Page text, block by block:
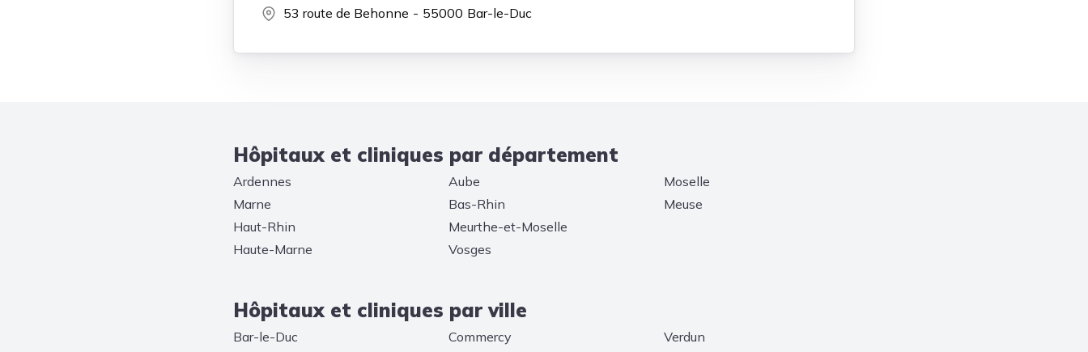
53 route de Behonne 55000 Bar-le-Duc
Hôpitaux et cliniques par département
Ardennes
Marne
Haut-Rhin
Haute-Marne
Aube
Bas-Rhin
Meurthe-et-Moselle
Vosges
Moselle
Meuse
Hôpitaux et cliniques par ville
Bar-le-Duc Commercy Verdun